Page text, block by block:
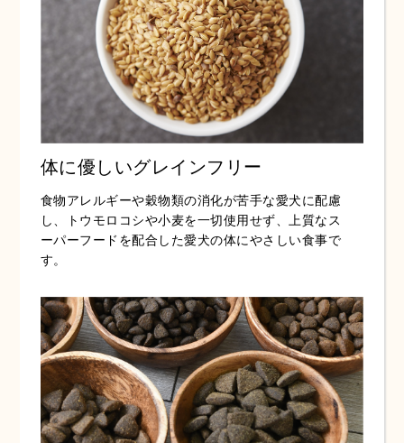
体に優しいグレインフリー
食物アレルギーや穀物類の消化が苦手な愛犬に配慮
し、トウモロコシや小麦を一切使用せず、上質なス
ーパーフードを配合した愛犬の体にやさしい食事で
す。